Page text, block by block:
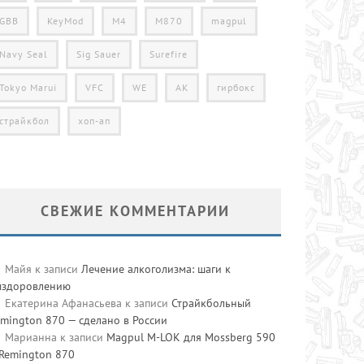
GBB KeyMod M4 M870 magpul
Navy Seal Sig Sauer Surefire
Tokyo Marui VFC WE АК гирбокс
страйкбол хоп-ап
СВЕЖИЕ КОММЕНТАРИИ
Майя к записи Лечение алкоголизма: шаги к
Екатерина Афанасьева к записи Страйкбольный
870 — сделано в России
Марианна к записи Magpul M-LOK для Mossberg 590
870